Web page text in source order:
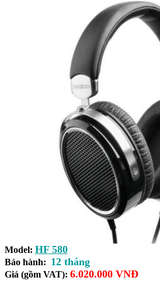
Model: HF 580
Bảo hành: 12 tháng
Giá (gồm VAT): 6.020.000 VNĐ